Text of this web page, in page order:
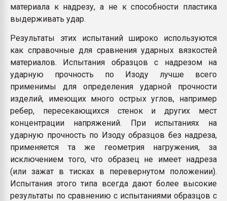
материала к надрезу, а не к способности пластика
выдерживать удар.
Результаты этих испытаний широко используются
как справочные для сравнения ударных вязкостей
материалов. Испытания образцов с надрезом на
ударную прочность по Изоду лучше всего
применимы для определения ударной прочности
изделий, имеющих много острых углов, например
ребер, пересекающихся стенок и других мест
концентрации напряжений. При испытаниях на
ударную прочность по Изоду образцов без надреза,
применяется та же геометрия нагружения, за
исключением того, что образец не имеет надреза
(или зажат в тисках в перевернутом положении).
Испытания этого типа всегда дают более высокие
результаты по сравнению с испытаниями образцов с